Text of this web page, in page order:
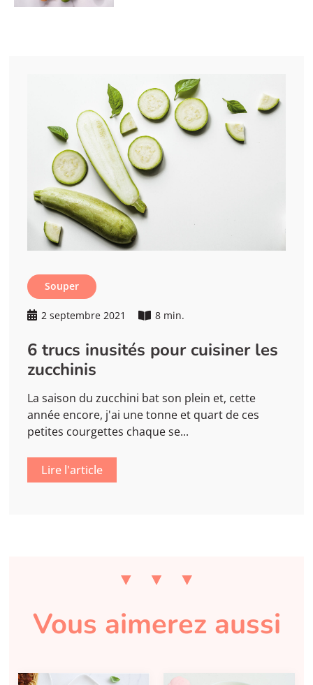
Souper
2 septembre 2021 8 min.
6 trucs inusités pour cuisiner les
zucchinis
La saison du zucchini bat son plein et, cette
année encore, j'ai une tonne et quart de ces
petites courgettes chaque se...
Lire l'article
Vous aimerez aussi